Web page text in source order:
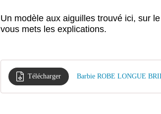
Un modèle aux aiguilles trouvé ici, sur
vous mets les explications.
Télécharger Barbie ROBE LONGUE